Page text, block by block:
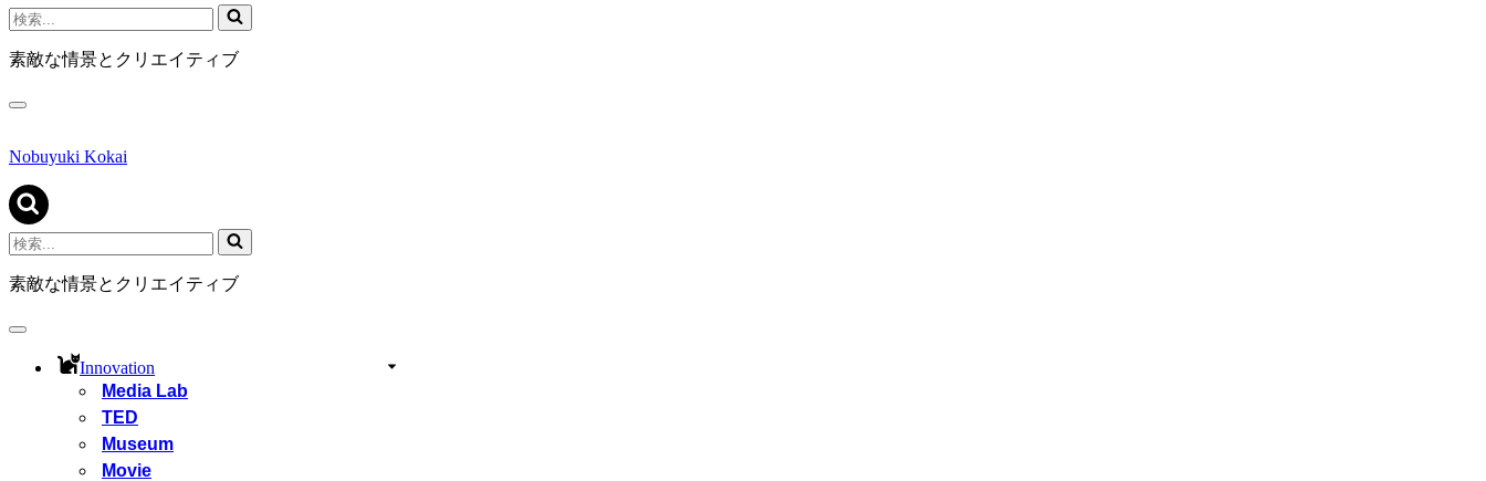
検
索...
素敵な情景とクリエイティブ
ナ
ゲ
シ
ョ
ン
メ
ニ
ュ
Nobuyuki Kokai
検
索...
素敵な情景とクリエイティブ
ナ
Innovation
Media Lab
TED
Museum
Movie